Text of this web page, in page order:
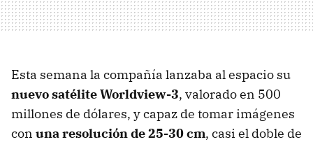
Esta semana la compañía lanzaba al espacio su
nuevo satélite Worldview-3, valorado en 500
millones de dólares, y capaz de tomar imágenes
con una resolución de 25-30 cm, casi el doble de